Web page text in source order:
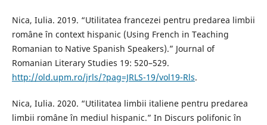
Nica, Iulia. 2019. “Utilitatea francezei pentru predarea limbii
române în context hispanic (Using French in Teaching
Romanian to Native Spanish Speakers).” Journal of
Romanian Literary Studies 19: 520–529.
http://old.upm.ro/jrls/?pag=JRLS-19/vol19-Rls.
Nica, Iulia. 2020. “Utilitatea limbii italiene pentru predarea
limbii române în mediul hispanic.” In Discurs polifonic în